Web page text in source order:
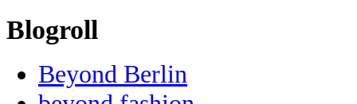
Blogroll
Beyond Berlin